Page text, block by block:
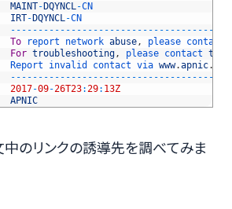
MAINT-DQYNCL -CN
IRT-DQYNCL -CN
-- -- -- -- -- -- -- -- -- -- -- -- -- -- -- -- -- -- --
To report network abuse , please contact
For troubleshooting , please contact tech
Report invalid contact via www.apnic.
-- -- -- -- -- -- -- -- -- -- -- -- -- -- -- -- -- -- --
2017-09-26T23: 29: 13Z
APNIC
中のリンクの誘導先を調べてみま